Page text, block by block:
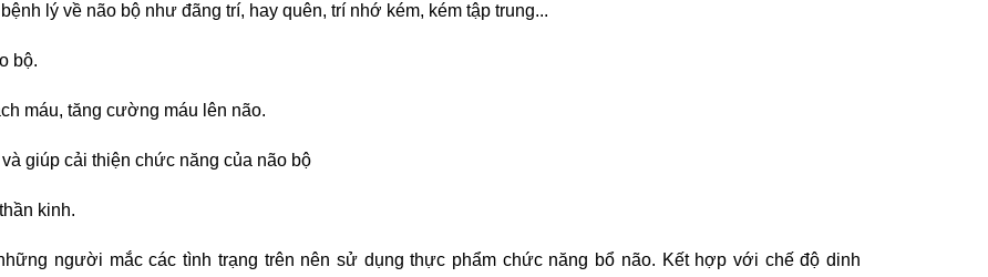
lý về não bộ như đãng trí, hay quên, trí nhớ kém, kém tập trung...
bộ.
máu, tăng cường máu lên não.
giúp cải thiện chức năng của não bộ
kinh.
người mắc các tình trạng trên nên sử dụng thực phẩm chức năng bổ não. Kết hợp với chế độ dinh